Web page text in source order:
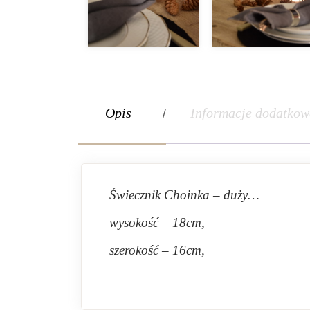
Opis Informacje
Świecznik Choinka – duży…
wysokość – 18cm,
szerokość – 16cm,